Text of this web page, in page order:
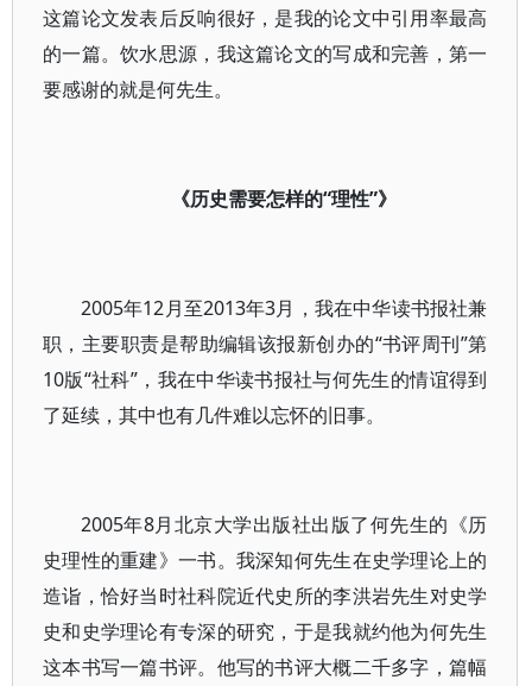
这篇论文发表后反响很好，是我的论文中引用率最高
的一篇。饮水思源，我这篇论文的写成和完善，第一
要感谢的就是何先生。
《历史需要怎样的“理性”》
2005年12月至2013年3月，我在中华读书报社兼
职，主要职责是帮助编辑该报新创办的“书评周刊”第
10版“社科”，我在中华读书报社与何先生的情谊得到
了延续，其中也有几件难以忘怀的旧事。
2005年8月北京大学出版社出版了何先生的《历
史理性的重建》一书。我深知何先生在史学理论上的
造诣，恰好当时社科院近代史所的李洪岩先生对史学
史和史学理论有专深的研究，于是我就约他为何先生
这本书写一篇书评。他写的书评大概二千多字，篇幅